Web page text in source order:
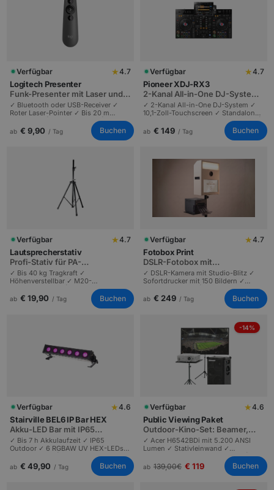
Verfügbar ★4.7
Logitech Presenter
Funk-Presenter mit Laser und
20 m Reichweite
✓ Bluetooth oder USB-Receiver ✓
Roter Laser-Pointer ✓ Bis 20 m
Reichweite | Profi-Presenter |
PowerPoint, Keynote und Google
ab € 9,90 / Tag Buchen
Verfügbar ★4.7
Pioneer XDJ-RX3
2-Kanal All-in-One DJ-System
mit 10,1-Zoll-Touch
✓ 2-Kanal All-in-One DJ-System ✓
10,1-Zoll-Touchscreen ✓ Standalone
ohne Laptop | Mobile Profi-Lösung |
Hochzeiten und Firmenevents bis
ab € 149 / Tag Buchen
Verfügbar ★4.7
Lautsprecherstativ
Profi-Stativ für PA-
Lautsprecher bis 40 kg
✓ Bis 40 kg Tragkraft ✓
Höhenverstellbar ✓ M20-
Universalflansch | Robuster
Rastbolzen plus Sicherungsschraube
| Sicherer Stand für jede PA.
ab € 19,90 / Tag Buchen
Verfügbar ★4.7
Fotobox Print
DSLR-Fotobox mit
Sofortdrucker, 150 Bilder
✓ DSLR-Kamera mit Studio-Blitz ✓
Sofortdrucker mit 150 Bildern ✓
Format 10x15 cm | Hochzeiten und
Firmenevents von 30 bis 400 Gästen
| Digitale Bilder plus Drucke.
ab € 249 / Tag Buchen
Verfügbar ★4.6
Stairville BEL6 IP Bar HEX
Akku-LED Bar mit IP65
Outdoor-Schutz und HEX-LEDs
✓ Bis 7 h Akkulaufzeit ✓ IP65
Outdoor ✓ 6 RGBAW UV HEX-LEDs |
Wireless DMX | Hochzeiten, Festivals
und Architekturbeleuchtung.
ab € 49,90 / Tag Buchen
-14%
Verfügbar ★4.6
Public Viewing Paket
Outdoor-Kino-Set: Beamer,
Leinwand, Soundboks
✓ Acer H6542BDi mit 5.200 ANSI
Lumen ✓ Stativleinwand ✓
Soundboks Akku-Lautsprecher |
Outdoor-Kino in 15 Min | Sport-
Events bis 100 Personen.
ab 139,00€ € 119 Buchen